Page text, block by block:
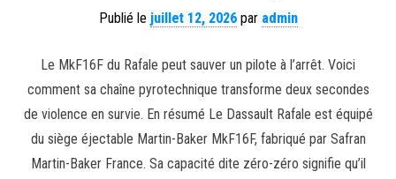
Publié le juillet 12, 2026par admin
Le MkF16F du Rafale peut sauver un pilote à l’arrêt. Voici
comment sa chaîne pyrotechnique transforme deux secondes
de violence en survie. En résumé Le Dassault Rafale est équipé
du siège éjectable Martin-Baker MkF16F, fabriqué par Safran
Martin-Baker France. Sa capacité dite zéro-zéro signifie qu’il